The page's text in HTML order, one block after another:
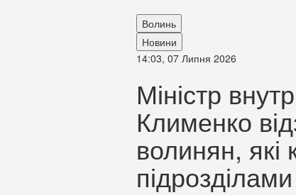
Волинь
Новини
14:03, 07 Липня 2026
Міністр
Клименко
волинян,
підрозділами